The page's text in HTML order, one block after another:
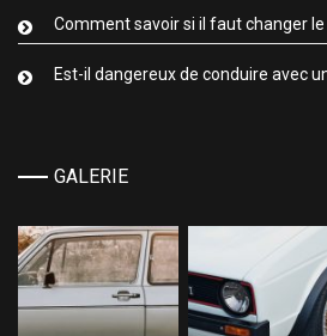
Comment savoir si il faut changer
Est-il dangereux de conduire avec
GALERIE